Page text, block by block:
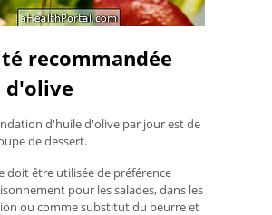
recommandée
d'olive
d'huile d'olive par jour est de
de dessert.
doit être utilisée de préférence
pour les salades, dans les
ou comme substitut du beurre et